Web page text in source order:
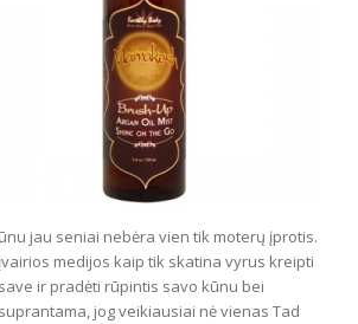
jau seniai nebėra vien tik moterų įprotis.
medijos kaip tik skatina vyrus kreipti
ir pradėti rūpintis savo kūnu bei
jog veikiausiai nė vienas Tad